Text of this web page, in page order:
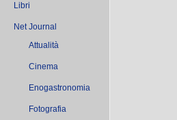
Libri
Net Journal
Attualità
Cinema
Enogastronomia
Fotografia